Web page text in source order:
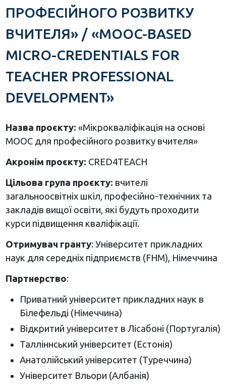
ПРОФЕСІЙНОГО РОЗВИТКУ
ВЧИТЕЛЯ» / «MOOC-BASED
MICRO-CREDENTIALS FOR
TEACHER PROFESSIONAL
DEVELOPMENT»
Назва проєкту: «Мікрокваліфікація на основі
MOOC для професійного розвитку вчителя»
Акронім проєкту: CRED4TEACH
Цільова група проєкту: вчителі
загальноосвітніх шкіл, професійно-технічних та
закладів вищої освіти, які будуть проходити
курси підвищення кваліфікації.
Отримувач гранту: Університет прикладних
наук для середніх підприємств (FHM), Німеччина
Партнерство:
Приватний університет прикладних наук в
Білефельді (Німеччина)
Відкритий університет в Лісабоні (Португалія)
Талліннський університет (Естонія)
Анатолійський університет (Туреччина)
Університет Вльори (Албанія)